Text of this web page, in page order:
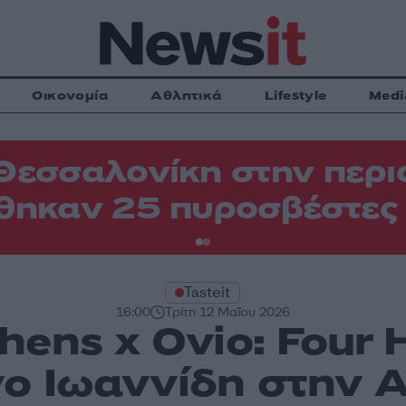
Οικονομία Αθλητικά Lifestyle
στην
25 πυροσβέστες
Tasteit
16:00 Τρίτη 12 Μαΐου 2026
x Ovio: Four
Ιωαννίδη στην